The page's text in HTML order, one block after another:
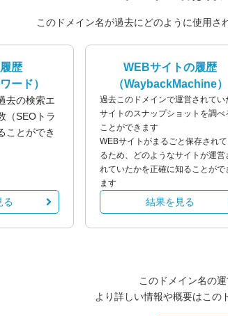
このドメイン名が過去にどのように使用さ
歴
ード）
去の検索エ
（SEOトラ
ことができ
る
WEBサイトの履歴
（WaybackMachine）
過去このドメインで運営されてい
サイトのスナップショットを調べ
ことができます
WEBサイトがまるごと保存され
るため、どのようなサイトが運営
れていたかを正確に知ることがで
ます
結果を見る
このドメイン名の
より詳しい情報や概要はこの